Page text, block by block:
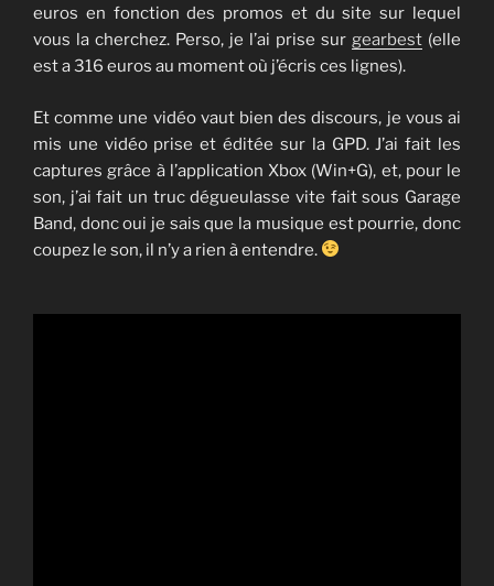
euros en fonction des promos et du site sur lequel
vous la cherchez. Perso, je l’ai prise sur gearbest (elle
est a 316 euros au moment où j’écris ces lignes).
Et comme une vidéo vaut bien des discours, je vous ai
mis une vidéo prise et éditée sur la GPD. J’ai fait les
captures grâce à l’application Xbox (Win+G), et, pour le
son, j’ai fait un truc dégueulasse vite fait sous Garage
Band, donc oui je sais que la musique est pourrie, donc
coupez le son, il n’y a rien à entendre.